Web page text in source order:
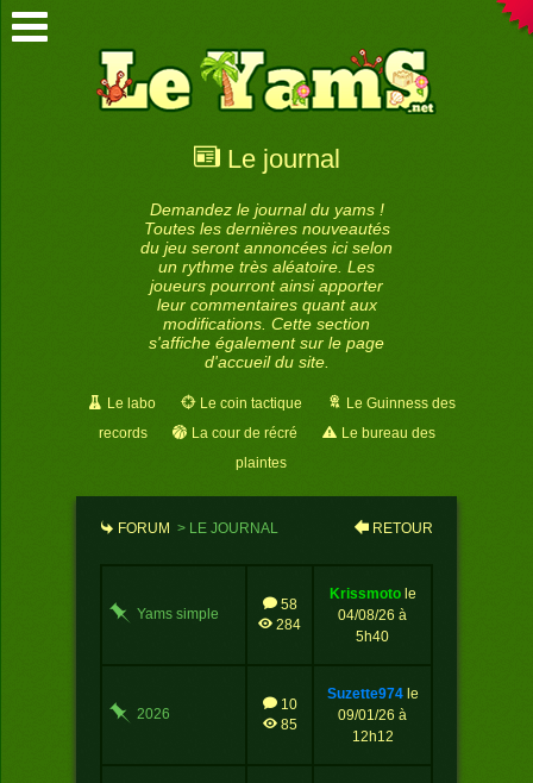
Le journal
Demandez le journal du yams !
Toutes les dernières nouveautés
du jeu seront annoncées ici selon
un rythme très aléatoire. Les
joueurs pourront ainsi apporter
leur commentaires quant aux
modifications. Cette section
s'affiche également sur le page
d'accueil du site.
Le labo Le coin tactique
Le Guinness des
records
La cour de récré
Le bureau des
plaintes
FORUM > LE JOURNAL RETOUR
Yams simple
58
284
krissmoto le
04/08/26 à
5h40
2026
10
85
suzette974 le
09/01/26 à
12h12